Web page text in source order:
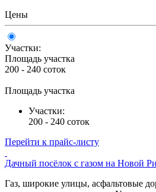
Цены
Участки:
Площадь участка
200 - 240 соток
Площадь участка
Участки:
200 - 240 соток
Перейти к прайс-листу
Дачный посёлок с газом на Новой
Газ, широкие улицы, асфальтовые